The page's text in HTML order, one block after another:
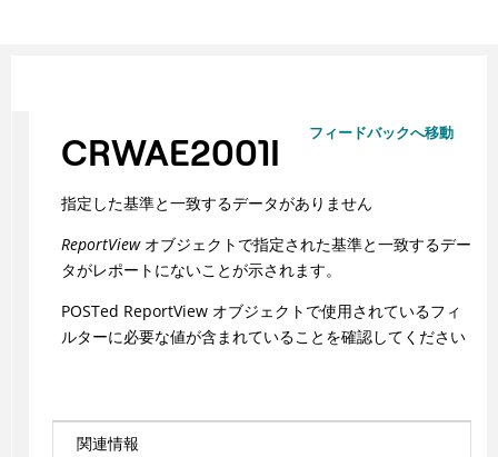
フィードバックへ移動
CRWAE2001I
指定した基準と一致するデータがありません
ReportViewオブジェクトで指定された基準と一致するデー
タがレポートにないことが示されます。
POSTed ReportView オブジェクトで使用されているフィ
ルターに必要な値が含まれていることを確認してください
関連情報